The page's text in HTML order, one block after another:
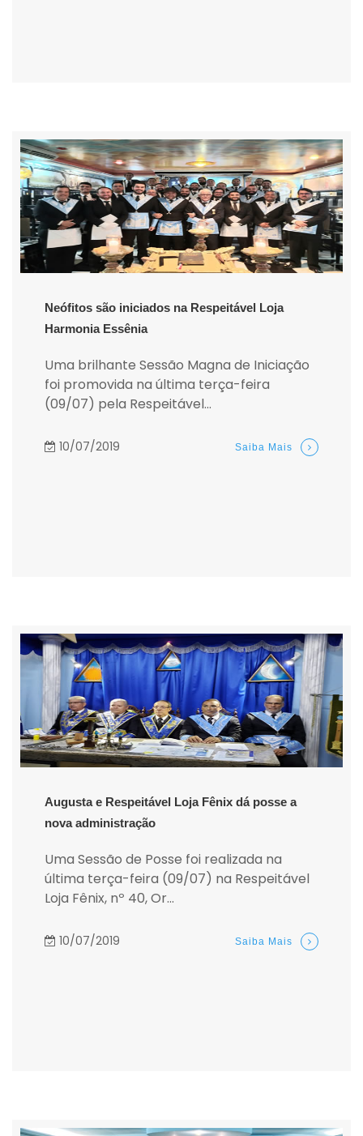
Neófitos são iniciados na Respeitável Loja
Harmonia Essênia
Uma brilhante Sessão Magna de Iniciação
foi promovida na última terça-feira
(09/07) pela Respeitável...
10/07/2019 Saiba Mais
Augusta e Respeitável Loja Fênix dá posse a
nova administração
Uma Sessão de Posse foi realizada na
última terça-feira (09/07) na Respeitável
Loja Fênix, nº 40, Or...
10/07/2019 Saiba Mais